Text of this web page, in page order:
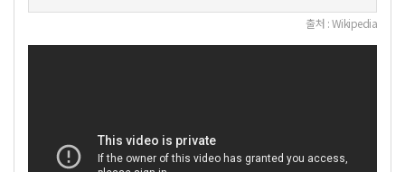
출처 : Wikipedia